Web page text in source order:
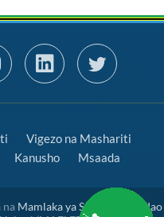
Vigezo na Mashariti
Kanusho Msaada
na Mamlaka ya Serikali Mtandao